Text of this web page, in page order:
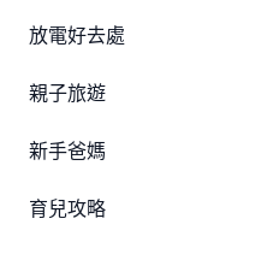
放電好去處
親子旅遊
新手爸媽
育兒攻略